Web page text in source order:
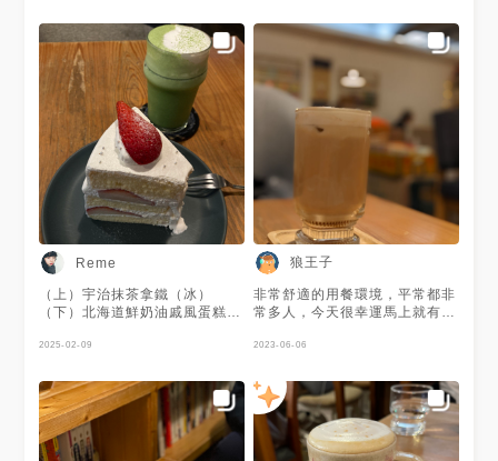
Reme
（上）宇治抹茶拿鐵（冰）
（下）北海道鮮奶油戚風蛋糕
舒適的環境，可以待一個下午的
吃好喝，FB會有當日菜單甜
點，拉花很強
2025-02-09
狼王子
非常舒適的用餐環境，平常都非
常多人，今天很幸運馬上就有座
鐵。
2023-06-06